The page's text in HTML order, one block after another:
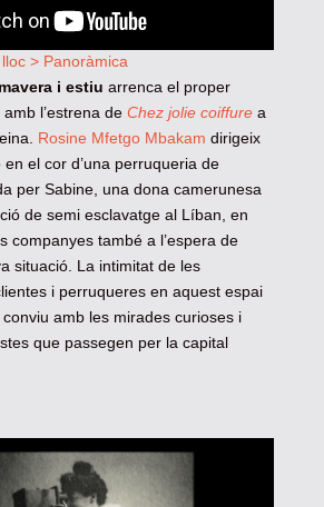
> Panoràmica
i estiu arrenca el proper
l’estrena deChez jolie coiffurea
Rosine Mfetgo Mbakam dirigeix
el cor d’una perruqueria de
per Sabine, una dona camerunesa
de semi esclavatge al Líban, en
companyes també a l’espera de
situació. La intimitat de les
i perruqueres en aquest espai
amb les mirades curioses i
que passegen per la capital